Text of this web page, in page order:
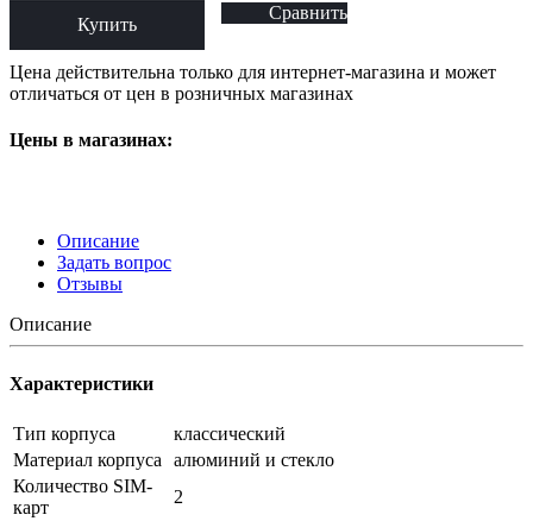
Купить
Сравнить
Цена действительна только для интернет-магазина и может
отличаться от цен в розничных магазинах
Цены в магазинах:
Описание
Задать вопрос
Отзывы
Описание
Характеристики
Тип корпуса
классический
Материал корпуса
алюминий и стекло
Количество SIM-
карт
2